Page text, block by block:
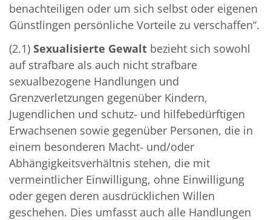
benachteiligen oder um sich selbst oder eigenen
Günstlingen persönliche Vorteile zu verschaffen“.
(2.1) Sexualisierte Gewalt bezieht sich sowohl
auf strafbare als auch nicht strafbare
sexualbezogene Handlungen und
Grenzverletzungen gegenüber Kindern,
Jugendlichen und schutz- und hilfebedürftigen
Erwachsenen sowie gegenüber Personen, die in
einem besonderen Macht- und/oder
Abhängigkeitsverhältnis stehen, die mit
vermeintlicher Einwilligung, ohne Einwilligung
oder gegen deren ausdrücklichen Willen
geschehen. Dies umfasst auch alle Handlungen